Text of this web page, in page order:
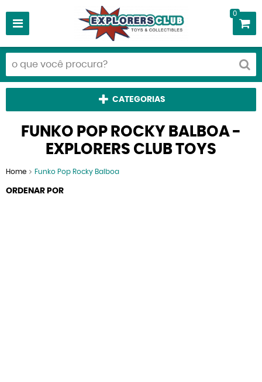
0
CATEGORIAS
FUNKO POP ROCKY BALBOA -
EXPLORERS CLUB TOYS
Home Funko Pop Rocky Balboa
ORDENAR POR